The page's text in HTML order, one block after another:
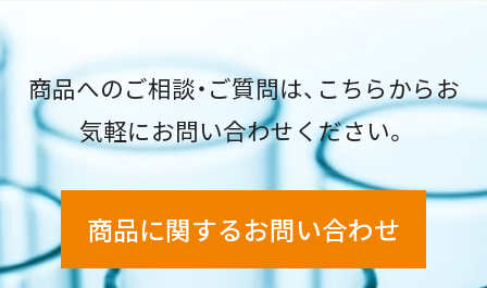
商品へのご相談・ご質問は、こちらからお
気軽にお問い合わせください。
商品に関するお問い合わせ